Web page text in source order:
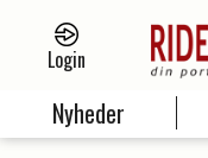
Login
Nyheder